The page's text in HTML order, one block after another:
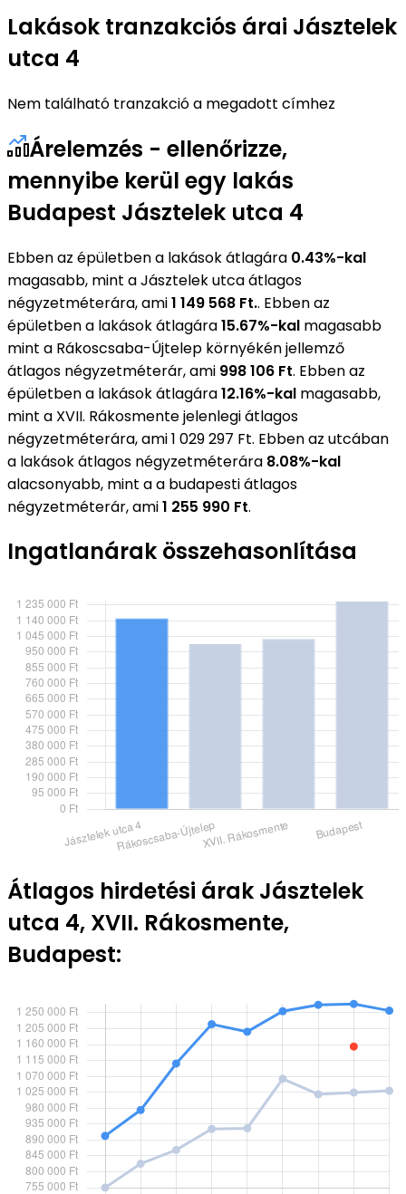
Lakások tranzakciós árai Jásztelek
utca 4
Nem található tranzakció a megadott címhez
Árelemzés - ellenőrizze,
mennyibe kerül egy lakás
Budapest Jásztelek utca 4
Ebben az épületben a lakások átlagára 0.43%-kal
magasabb, mint a Jásztelek utca átlagos
négyzetméterára, ami1 149 568 Ft.. Ebben az
épületben a lakások átlagára15.67%-kal magasabb
mint a Rákoscsaba-Újtelep környékén jellemző
átlagos négyzetméterár, ami 998 106 Ft. Ebben az
épületben a lakások átlagára12.16%-kal magasabb,
mint a XVII. Rákosmente jelenlegi átlagos
négyzetméterára, ami 1 029 297 Ft. Ebben az utcában
a lakások átlagos négyzetméterára 8.08%-kal
alacsonyabb, mint a a budapesti átlagos
négyzetméterár, ami1 255 990 Ft.
Ingatlanárak összehasonlítása
Átlagos hirdetési árak Jásztelek
utca 4, XVII. Rákosmente,
Budapest: